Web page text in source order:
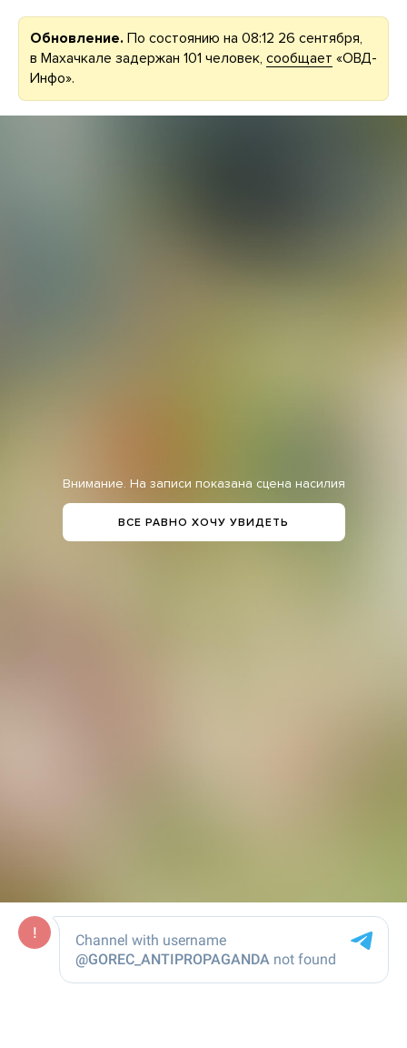
Обновление. По состоянию на 08:12 26 сентября,
в Махачкале задержан 101 человек, сообщает «ОВД-
Инфо».
Внимание. На записи показана сцена насилия
ВСЕ РАВНО ХОЧУ УВИДЕТЬ